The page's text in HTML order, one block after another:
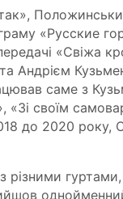
«Русские
«Свіжа
Андрієм
саме з
«Зі своїм
до 2020 року,